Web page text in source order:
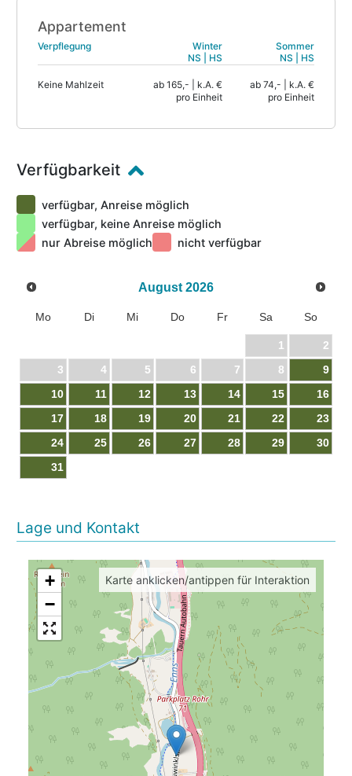
Kräutersauna, Dampfbad, Whirlbecken,
Kneippbecken, Solarium und wird Ihnen helfen, ein
paar erholsame Stunden zu verleben!
Appartement
Verpflegung
Winter
NS | HS
Sommer
NS | HS
Keine Mahlzeit
ab 165,- | k.A. €
pro Einheit
ab 74,- | k.A. €
pro Einheit
Verfügbarkeit
verfügbar, Anreise möglich
verfügbar, keine Anreise möglich
nur Abreise möglich
nicht verfügbar
August 2026
Mo Di Mi Do Fr Sa So
1
2
3
4 5 6 7 8
9
10
11 12 13 14 15
16
17
18 19 20 21 22
23
24
25 26 27 28 29
30
31
Lage und Kontakt
+
−
Karte anklicken/antippen für Interaktion